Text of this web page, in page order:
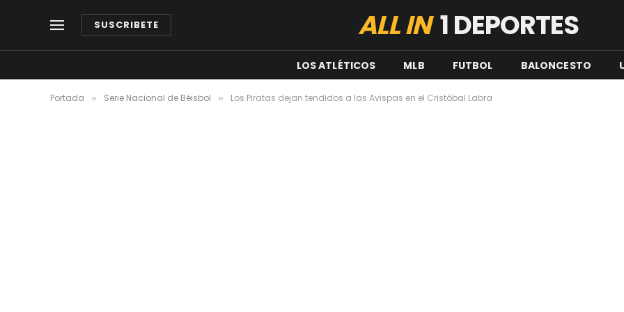
SUSCRIBETE ALL IN1 DEPORTES
LOS ATLÉTICOS MLB FUTBOL BALONCESTO
Portada » Serie Nacional de Béisbol » Los Piratas dejan tendidos a las Avispas en el Cristóbal Labra